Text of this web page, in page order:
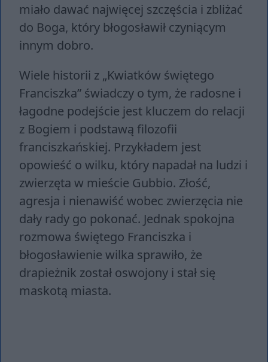
miało dawać najwięcej szczęścia i zbliżać
do Boga, który błogosławił czyniącym
innym dobro.
Wiele historii z „Kwiatków świętego
Franciszka” świadczy o tym, że radosne i
łagodne podejście jest kluczem do relacji
z Bogiem i podstawą filozofii
franciszkańskiej. Przykładem jest
opowieść o wilku, który napadał na ludzi i
zwierzęta w mieście Gubbio. Złość,
agresja i nienawiść wobec zwierzęcia nie
dały rady go pokonać. Jednak spokojna
rozmowa świętego Franciszka i
błogosławienie wilka sprawiło, że
drapieżnik został oswojony i stał się
maskotą miasta.